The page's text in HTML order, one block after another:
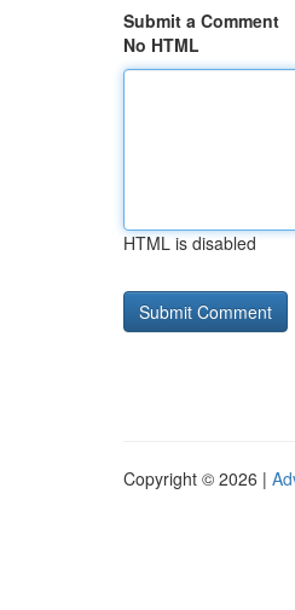
Submit a Comment
No HTML
HTML is disabled
Copyright © 2026 |